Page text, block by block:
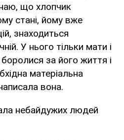
що хлопчик
стані, йому вже
знаходиться
У нього тільки мати і
за його життя і
матеріальна
вона.
небайдужих людей